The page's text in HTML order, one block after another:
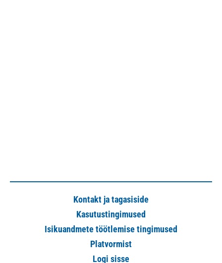
Kontakt ja tagasiside
Kasutustingimused
Isikuandmete töötlemise tingimused
Platvormist
Logi sisse